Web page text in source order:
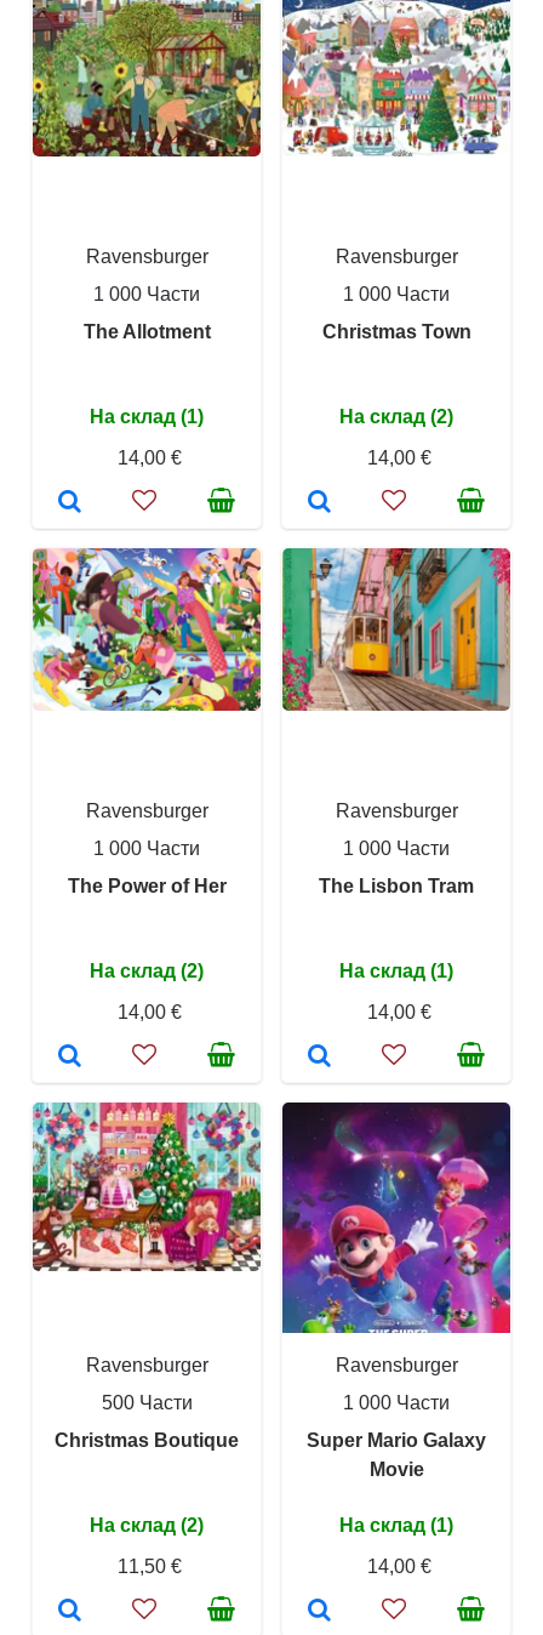
Ravensburger
1 000 Части
The Allotment
На склад (1)
14,00 €
Ravensburger
1 000 Части
Christmas Town
На склад (2)
14,00 €
Ravensburger
1 000 Части
The Power of Her
На склад (2)
14,00 €
Ravensburger
1 000 Части
The Lisbon Tram
На склад (1)
14,00 €
Ravensburger
500 Части
Christmas Boutique
На склад (2)
11,50 €
Ravensburger
1 000 Части
Super Mario Galaxy
Movie
На склад (1)
14,00 €